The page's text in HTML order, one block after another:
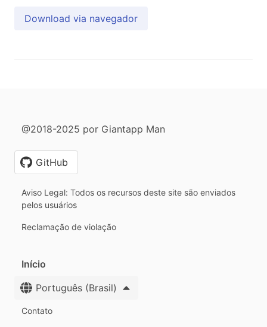
Download via navegador
@2018-2025 por Giantapp Man
GitHub
Aviso Legal: Todos os recursos deste site são enviados
pelos usuários
Reclamação de violação
Início
Português (Brasil)
Contato